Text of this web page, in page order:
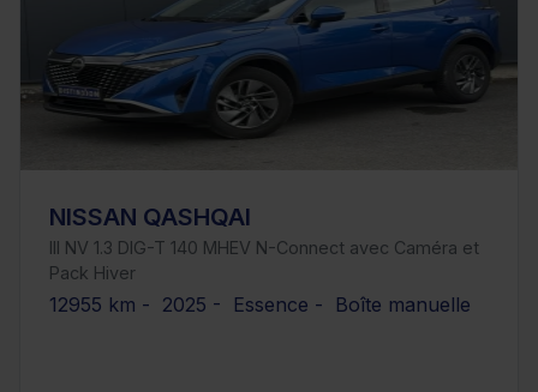
NISSAN QASHQAI
III NV 1.3 DIG-T 140 MHEV N-Connect avec Caméra et
Pack Hiver
12955 km - 2025 - Essence - Boîte manuelle